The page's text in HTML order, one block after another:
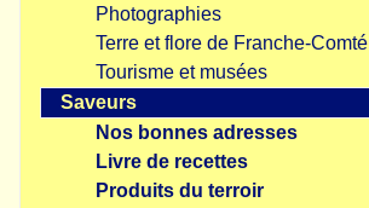
Photographies
Terre et flore de Franche-Comté
Tourisme et musées
Saveurs
Nos bonnes adresses
Livre de recettes
Produits du terroir